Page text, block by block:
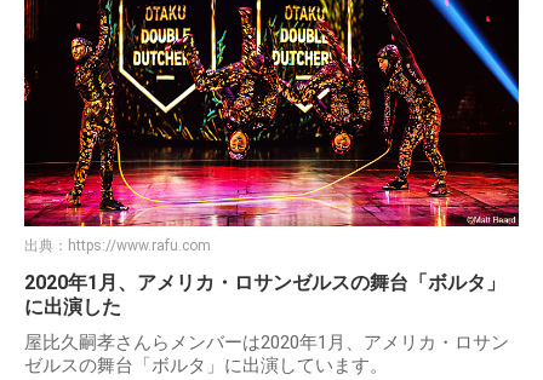
出典： https://www.rafu.com
2020年1月、アメリカ・ロサンゼルスの舞台「ボルタ」
に出演した
屋比久嗣孝さんらメンバーは2020年1月、アメリカ・ロサン
ゼルスの舞台「ボルタ」に出演しています。